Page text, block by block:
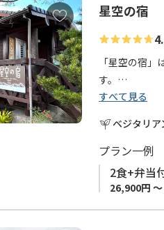
お
気
に
入
り
に
追
加
星空の宿
「星空の宿
す。
せます。
ログハウスで
開放感のある
すべて見る
ベジタリア
プラン一例
2食+弁当
26,900円 ～